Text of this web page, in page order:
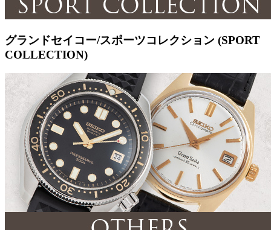
グランドセイコー/スポーツコレクション (SPORT
COLLECTION)